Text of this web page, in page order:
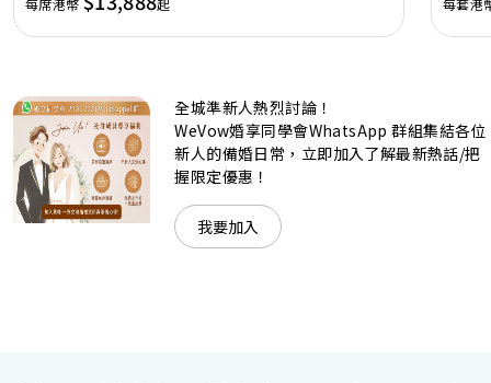
廳，配置了全套先進的視聽影音及燈光設備配套，並採用極富
現代時尚感的水晶玻璃燈，演繹出與別不同的經典神韻。不論
準新人的個性及預算﹔保證為您打造夢寐以求的特別日子，令
賓客永誌難忘！
全城準新人熱烈討論！
WeVow婚享同學會WhatsApp 群組集結各位
新人的備婚日常，立即加入了解最新熱話/把
握限定優惠！
我要加入